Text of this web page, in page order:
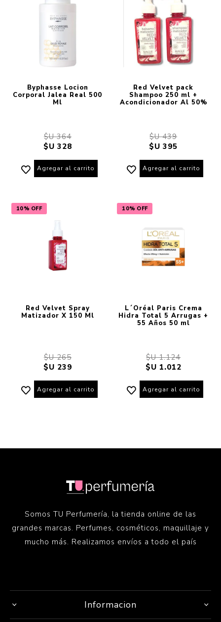
Byphasse Locion
Corporal Jalea Real 500
Ml
$U 364
$U 328
Agregar al carrito
Red Velvet pack
Shampoo 250 ml +
Acondicionador Al 50%
$U 439
$U 395
Agregar al carrito
10% OFF
Red Velvet Spray
Matizador X 150 Ml
$U 265
$U 239
Agregar al carrito
10% OFF
L´Oréal Paris Crema
Hidra Total 5 Arrugas +
55 Años 50 ml
$U 1.124
$U 1.012
Agregar al carrito
Somos TU Perfumería, la tienda online de las
grandes marcas. Perfumes, cosméticos, maquillaje y
mucho más. Realizamos envíos a todo el país
Informacion